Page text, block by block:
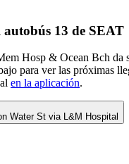
13 de SEAT
Hosp & Ocean Bch da
para ver las próximas
en la aplicación.
Water St via L&M Hospital